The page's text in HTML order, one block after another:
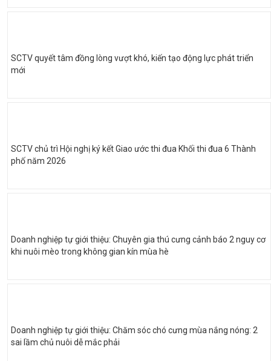
SCTV quyết tâm đồng lòng vượt khó, kiến tạo động lực phát triển
mới
SCTV chủ trì Hội nghị ký kết Giao ước thi đua Khối thi đua 6 Thành
phố năm 2026
Doanh nghiệp tự giới thiệu: Chuyên gia thú cưng cảnh báo 2 nguy cơ
khi nuôi mèo trong không gian kín mùa hè
Doanh nghiệp tự giới thiệu: Chăm sóc chó cưng mùa nắng nóng: 2
sai lầm chủ nuôi dễ mắc phải